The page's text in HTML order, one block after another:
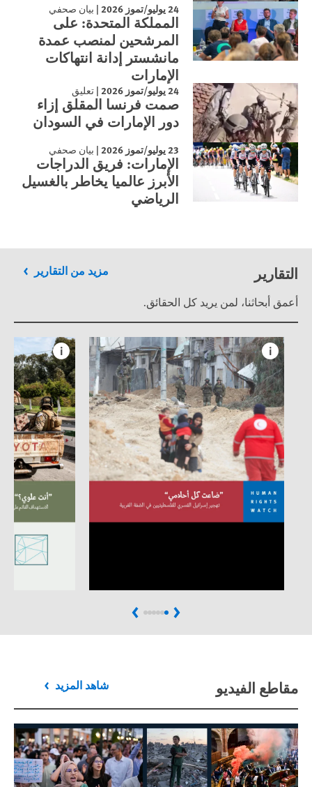
24 يوليو/تموز 2026 | بيان صحفي
المملكة المتحدة: على
المرشحين لمنصب عمدة
مانشستر إدانة انتهاكات
الإمارات
24 يوليو/تموز 2026 |تعليق
صمت فرنسا المقلق إزاء
دور الإمارات في السودان
23 يوليو/تموز 2026 | بيان صحفي
الإمارات: فريق الدراجات
الأبرز عالميا يخاطر بالغسيل
الرياضي
التقارير مزيد من التقارير
أعمق أبحاثنا، لمن يريد كل الحقائق.
Previous
Next
مقاطع الفيديو شاهد المزيد